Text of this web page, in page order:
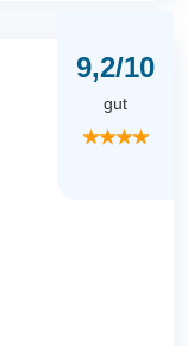
9,2/10
gut
★★★★